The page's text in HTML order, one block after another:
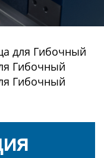
для Гибочный
Гибочный
Гибочный